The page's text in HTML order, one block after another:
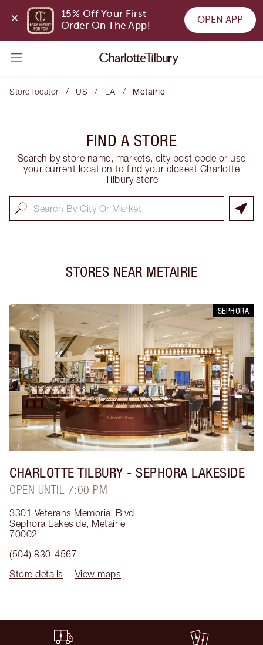
15% Off Your First
Order On The App!
OPEN APP
Store locator / US / LA / Metairie
FIND A STORE
Search by store name, markets, city post code or use
your current location to find your closest Charlotte
Tilbury store
STORES NEAR METAIRIE
SEPHORA
CHARLOTTE TILBURY - SEPHORA LAKESIDE
OPEN UNTIL 7:00 PM
3301 Veterans Memorial Blvd
Sephora Lakeside, Metairie
70002
(504) 830-4567
Store details
View maps